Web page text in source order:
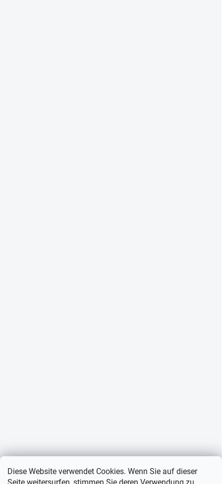
Diese Website verwendet Cookies. Wenn Sie auf dieser